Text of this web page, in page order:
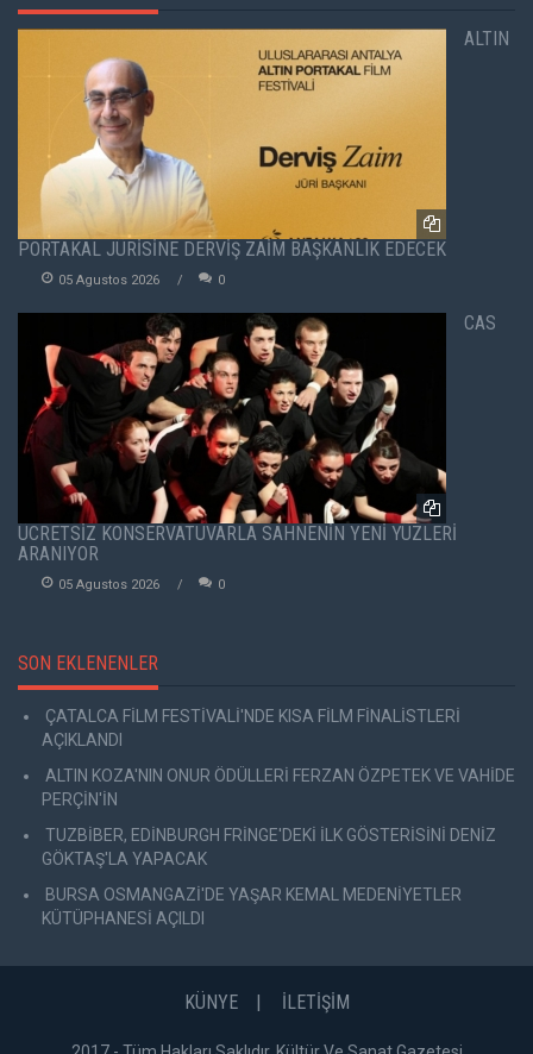
ALTIN
PORTAKAL JÜRİSİNE DERVİŞ ZAİM BAŞKANLIK EDECEK
05 Agustos 2026 0
CAS
ÜCRETSİZ KONSERVATUVARLA SAHNENİN YENİ YÜZLERİ
ARANIYOR
05 Agustos 2026 0
SON EKLENENLER
ÇATALCA FİLM FESTİVALİ'NDE KISA FİLM FİNALİSTLERİ
AÇIKLANDI
ALTIN KOZA'NIN ONUR ÖDÜLLERİ FERZAN ÖZPETEK VE VAHİDE
PERÇİN'İN
TUZBİBER, EDİNBURGH FRİNGE'DEKİ İLK GÖSTERİSİNİ DENİZ
GÖKTAŞ'LA YAPACAK
BURSA OSMANGAZİ'DE YAŞAR KEMAL MEDENİYETLER
KÜTÜPHANESİ AÇILDI
KÜNYE İLETİŞİM